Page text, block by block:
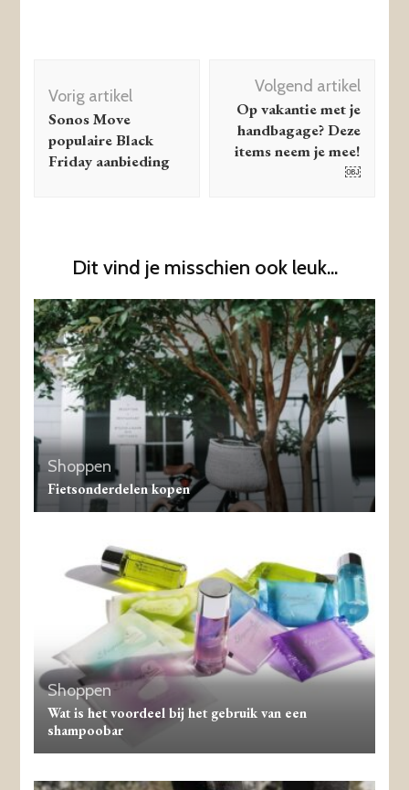
Vorig artikel
Sonos Move
populaire Black
Friday aanbieding
Volgend artikel
Op vakantie met je
handbagage? Deze
items neem je mee!
￼
Dit vind je misschien ook leuk...
Shoppen
Fietsonderdelen kopen
Shoppen
Wat is het voordeel bij het gebruik van een
shampoobar